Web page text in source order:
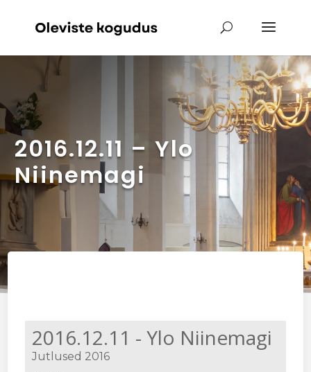
2016.12.11 – Ylo
Niinemagi
2016.12.11 - Ylo Niinemagi
Jutlused 2016